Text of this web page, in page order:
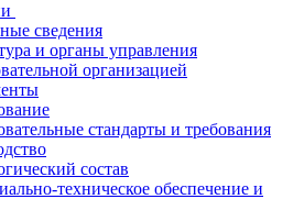
сведения
и органы управления
организацией
стандарты и требования
состав
техническое обеспечение и